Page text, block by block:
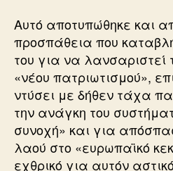
Αυτό αποτυπώθηκε και
προσπάθεια που
του για να λανσαριστεί
«νέου πατριωτισμού»,
ντύσει με δήθεν τάχα
την ανάγκη του
συνοχή» και για
λαού στο «ευρωπαϊκό
εχθρικό για αυτόν